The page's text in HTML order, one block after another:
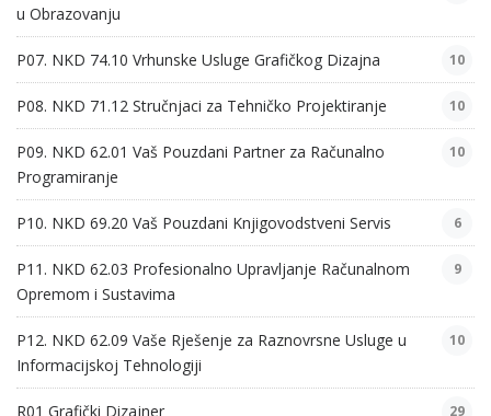
u Obrazovanju
P07. NKD 74.10 Vrhunske Usluge Grafičkog Dizajna 10
P08. NKD 71.12 Stručnjaci za Tehničko Projektiranje 10
P09. NKD 62.01 Vaš Pouzdani Partner za Računalno
Programiranje
10
P10. NKD 69.20 Vaš Pouzdani Knjigovodstveni Servis 6
P11. NKD 62.03 Profesionalno Upravljanje Računalnom
Opremom i Sustavima
9
P12. NKD 62.09 Vaše Rješenje za Raznovrsne Usluge u
Informacijskoj Tehnologiji
10
R01 Grafički Dizajner 29